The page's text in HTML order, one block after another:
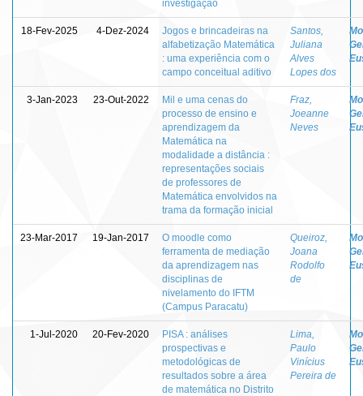
investigação
18-Fev-2025 4-Dez-2024
Jogos e brincadeiras na
alfabetização Matemática
: uma experiência com o
campo conceitual aditivo
Santos,
Juliana
Alves
Lopes dos
3-Jan-2023 23-Out-2022
Mil e uma cenas do
processo de ensino e
aprendizagem da
Matemática na
modalidade a distância :
representações sociais
de professores de
Matemática envolvidos na
trama da formação inicial
Fraz,
Joeanne
Neves
23-Mar-2017 19-Jan-2017
O moodle como
ferramenta de mediação
da aprendizagem nas
disciplinas de
nivelamento do IFTM
(Campus Paracatu)
Queiroz,
Joana
Rodolfo
de
1-Jul-2020 20-Fev-2020
PISA : análises
prospectivas e
metodológicas de
resultados sobre a área
de matemática no Distrito
Lima,
Paulo
Vinícius
Pereira de